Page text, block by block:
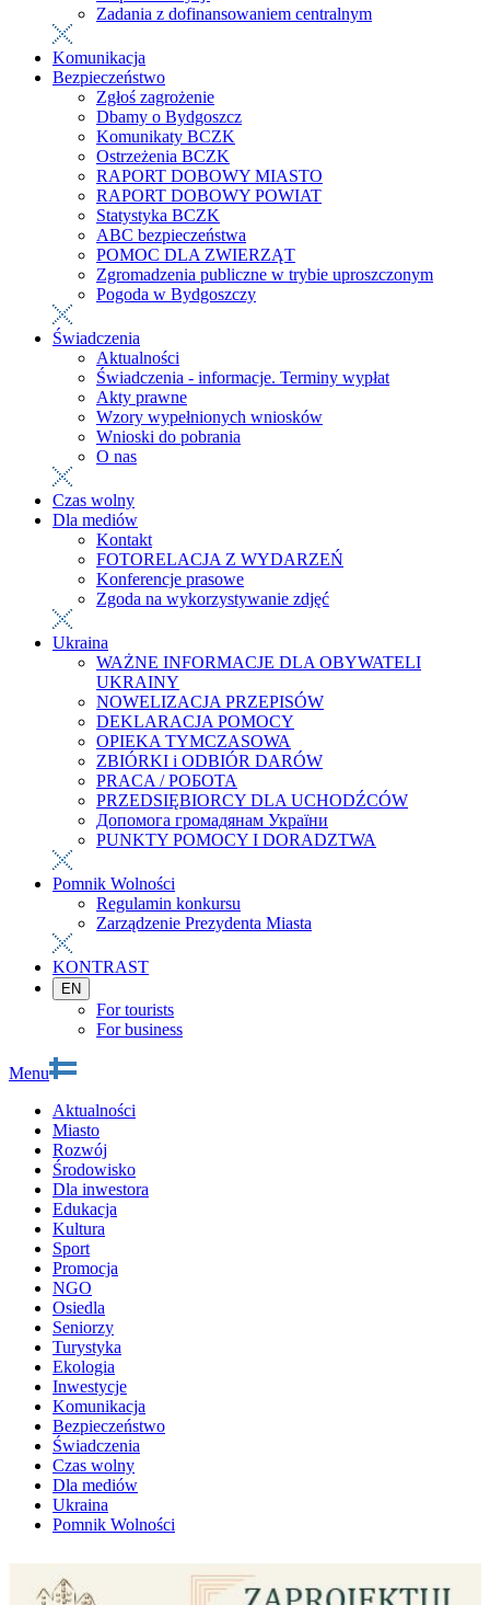
Zadania z dofinansowaniem centralnym
Komunikacja
Bezpieczeństwo
Zgłoś zagrożenie
Dbamy o Bydgoszcz
Komunikaty BCZK
Ostrzeżenia BCZK
RAPORT DOBOWY MIASTO
RAPORT DOBOWY POWIAT
Statystyka BCZK
ABC bezpieczeństwa
POMOC DLA ZWIERZĄT
Zgromadzenia publiczne w trybie uproszczonym
Pogoda w Bydgoszczy
Świadczenia
Aktualności
Świadczenia - informacje. Terminy wypłat
Akty prawne
Wzory wypełnionych wniosków
Wnioski do pobrania
O nas
Czas wolny
Dla mediów
Kontakt
FOTORELACJA Z WYDARZEŃ
Konferencje prasowe
Zgoda na wykorzystywanie zdjęć
Ukraina
WAŻNE INFORMACJE DLA OBYWATELI
UKRAINY
NOWELIZACJA PRZEPISÓW
DEKLARACJA POMOCY
OPIEKA TYMCZASOWA
ZBIÓRKI i ODBIÓR DARÓW
PRACA / РОБОТА
PRZEDSIĘBIORCY DLA UCHODŹCÓW
Допомога громадянам України
PUNKTY POMOCY I DORADZTWA
Pomnik Wolności
Regulamin konkursu
Zarządzenie Prezydenta Miasta
KONTRAST
EN
For tourists
For business
Menu
Aktualności
Miasto
Rozwój
Środowisko
Dla inwestora
Edukacja
Kultura
Sport
Promocja
NGO
Osiedla
Seniorzy
Turystyka
Ekologia
Inwestycje
Komunikacja
Bezpieczeństwo
Świadczenia
Czas wolny
Dla mediów
Ukraina
Pomnik Wolności